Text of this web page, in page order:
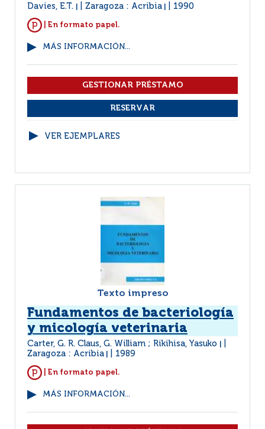
Davies, E.T. Zaragoza : Acribia 1990
| En formato papel.
MÁS INFORMACIÓN...
VER EJEMPLARES
Texto impreso
Fundamentos de bacteriología
y micología veterinaria
Carter, G. R. Claus, G. William ; Rikihisa, Yasuko
Zaragoza : Acribia 1989
| En formato papel.
MÁS INFORMACIÓN...